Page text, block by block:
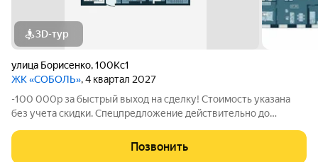
3D-тур
улица Борисенко,100Кс1
ЖК «СОБОЛЬ», 4 квартал 2027
-100 000р за быстрый выход на сделку! Стоимость указана
без учета скидки. Спецпредложение действительно до
пришлем вам ссылку на 3D аэротур по ЖК "Соболь" Квартира
№312 на 26 этаже Отделка:
Позвонить